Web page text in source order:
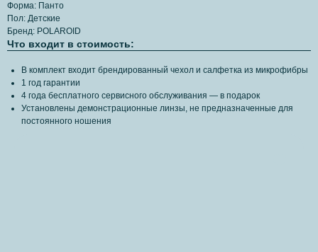
Форма: Панто
Пол: Детские
Бренд: POLAROID
Что входит в стоимость:
В комплект входит брендированный чехол и салфетка из микрофибры
1 год гарантии
4 года бесплатного сервисного обслуживания — в подарок
Установлены демонстрационные линзы, не предназначенные для
постоянного ношения